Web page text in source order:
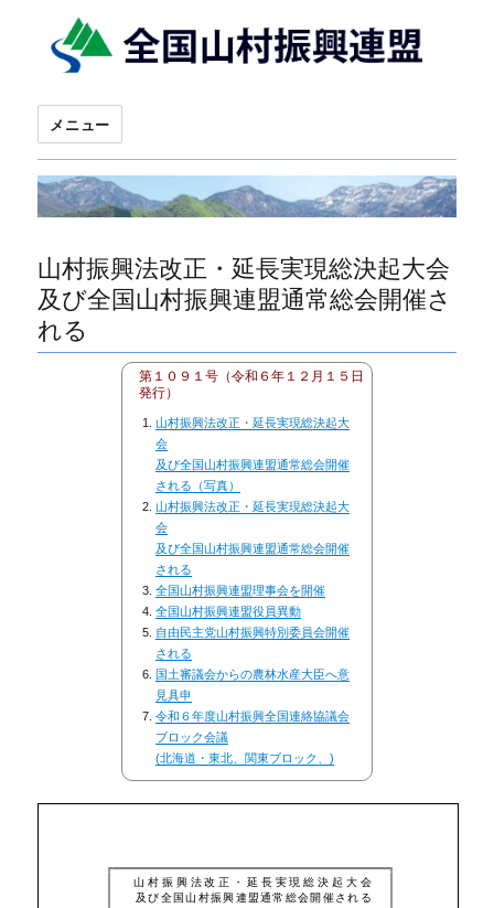
メニュー
山村振興法改正・延長実現総決起大会
及び全国山村振興連盟通常総会開催さ
れる
第１０９１号（令和６年１２月１５日
発行）
山村振興法改正・延長実現総決起大
会
及び全国山村振興連盟通常総会開催
される（写真）
山村振興法改正・延長実現総決起大
会
及び全国山村振興連盟通常総会開催
される
全国山村振興連盟理事会を開催
全国山村振興連盟役員異動
自由民主党山村振興特別委員会開催
される
国土審議会からの農林水産大臣へ意
見具申
令和６年度山村振興全国連絡協議会
ブロック会議
(北海道・東北、関東ブロック、)